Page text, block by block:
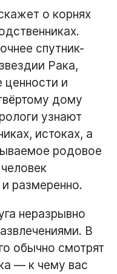
о корнях
спутник-
Рака,
и
дому
узнают
истоках, а
родовое
размеренно.
неразрывно
В
обычно смотрят
— к чему вас